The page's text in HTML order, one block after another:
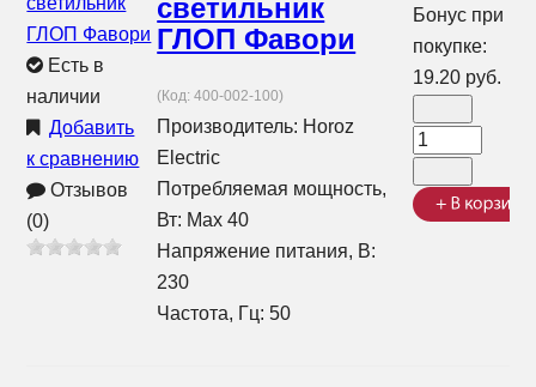
Есть в
наличии
Добавить
к сравнению
Отзывов
(0)
светильник
ГЛОП Фавори
(Код:400-002-100)
Производитель: Horoz
Electric
Потребляемая мощность,
Вт: Max 40
Напряжение питания, В:
230
Частота, Гц: 50
Бонус при
покупке:
19.20 руб.